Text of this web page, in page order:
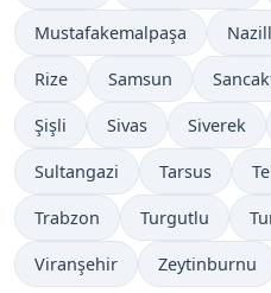
Mustafakemalpaşa
Rize Samsun
Şişli Sivas Siverek
Sultangazi Tarsus
Trabzon Turgutlu
Viranşehir Zeytinburnu